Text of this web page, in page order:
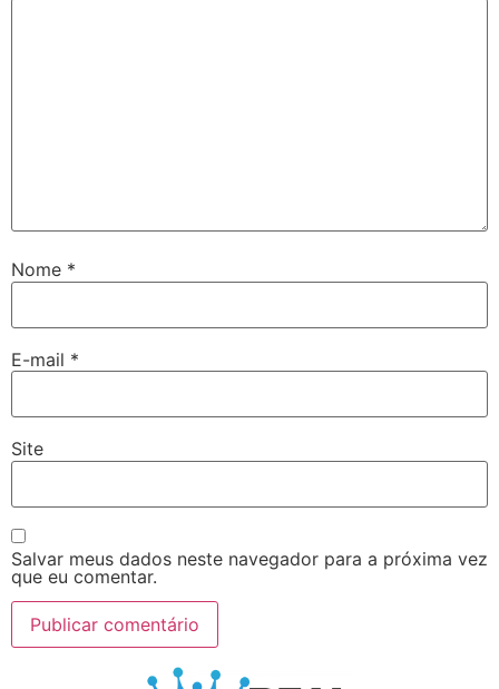
Nome *
E-mail *
Site
Salvar meus dados neste navegador para a próxima vez
que eu comentar.